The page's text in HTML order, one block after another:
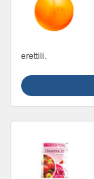
erettili.